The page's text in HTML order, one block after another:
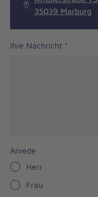
35039 Marburg
Ihre Nachricht *
Anrede
Herr
Frau